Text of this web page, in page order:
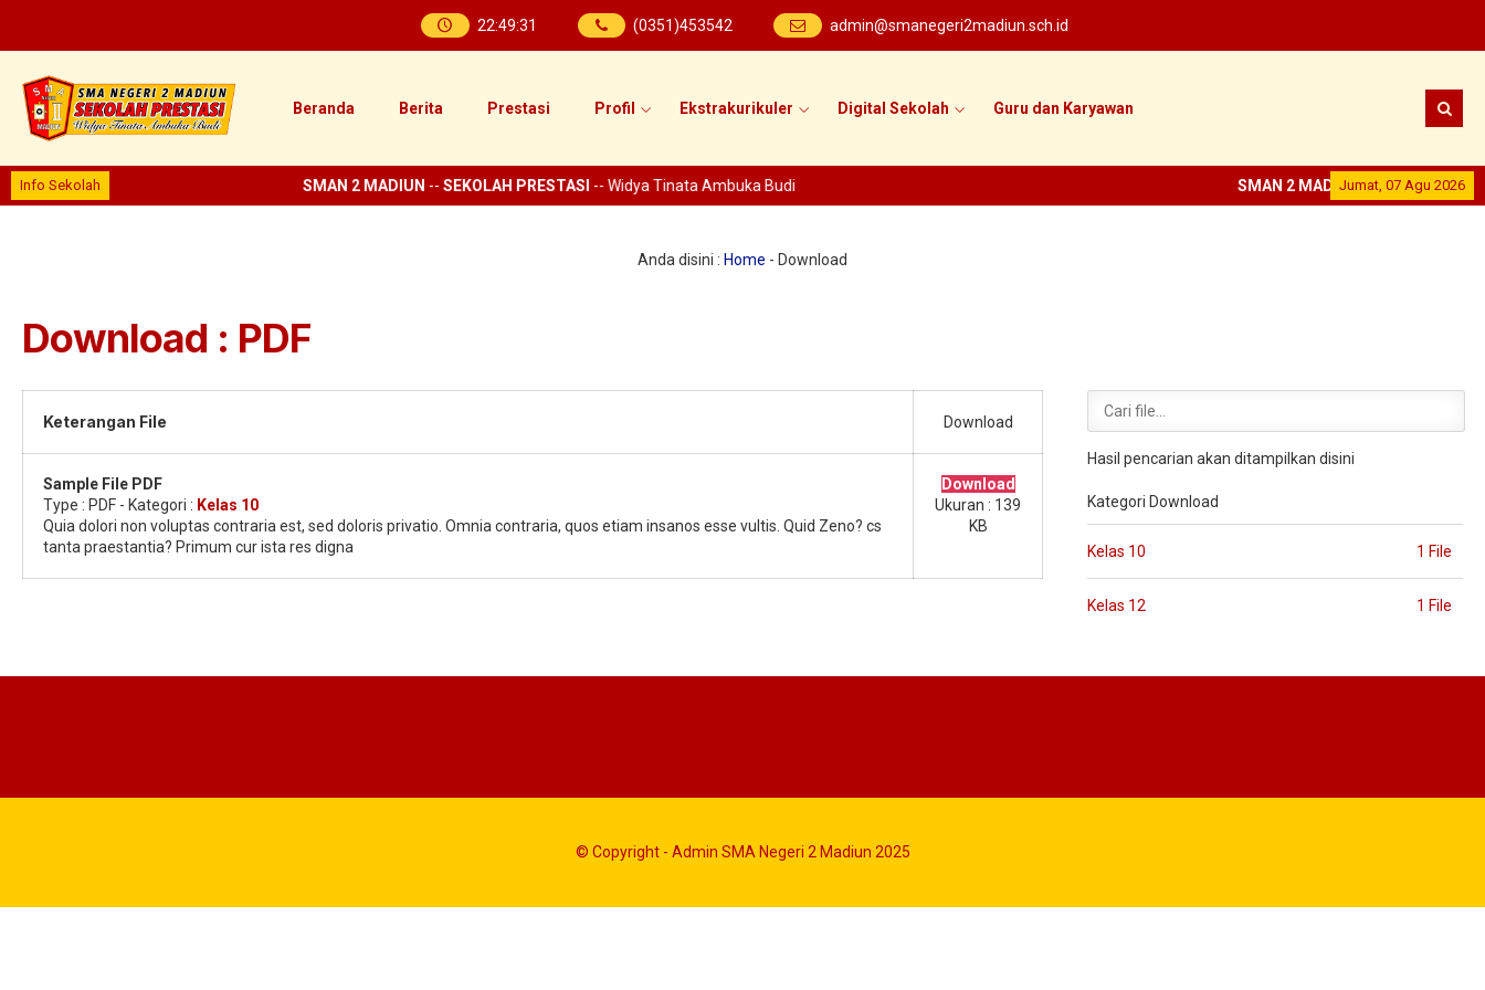
22:49:32 (0351)453542 admin@smanegeri2madiun.sch.id
Beranda Berita Prestasi Profil Ekstrakurikuler Digital Sekolah Guru dan Karyawan
Info Sekolah Jumat, 07 Agu 2026
SMAN 2 MADIUN--SEKOLAH
SMAN 2 MADIUN--SEKOLAH PRESTASI-- Widya Tinata Ambuka Budi
Anda disini : Home - Download
Download : PDF
Keterangan File Download
Sample File PDF
Type : PDF - Kategori : Kelas 10
Quia dolori non voluptas contraria est, sed doloris privatio. Omnia contraria, quos etiam insanos esse vultis. Quid Zeno? cs
tanta praestantia? Primum cur ista res digna
Download
Ukuran : 139
KB
Hasil pencarian akan ditampilkan disini
Kategori Download
Kelas 10 1 File
Kelas 12 1 File
© Copyright - Admin SMA Negeri 2 Madiun 2025